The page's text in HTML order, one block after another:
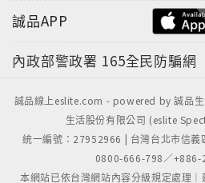
者，應增訂設備功能運轉測試
是以本書之編製，係依「公共
式予以呈現表達計畫書之製作
不同，應用過程，可參酌其精神
否有效提升，除周詳之計畫外
實為關鍵因素，以此共勉之。謹
誠品APP
內政部警政署 165全民防騙網
誠品線上eslite.com - powered by 誠品
生活股份有限公司 (eslite
統一編號：27952966 | 台灣台北市信義
0800-666-798／+886-
本網站已依台灣網站內容分級規定處理